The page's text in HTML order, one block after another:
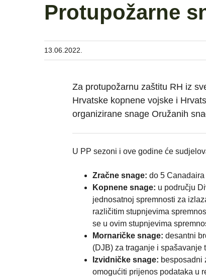
Protupožarne
13.06.2022.
Za protupožarnu zaštitu RH iz
Hrvatske kopnene vojske i
organizirane snage Oružanih
U PP sezoni i ove godine će
Zračne snage: do 5 Canadaira
Kopnene snage: u području
jednosatnoj spremnosti za
različitim stupnjevima
se u ovim stupnjevima
Mornaričke snage: desantni
(DJB) za traganje i spašavanje
Izvidničke snage: besposadni
omogućiti prijenos podataka u